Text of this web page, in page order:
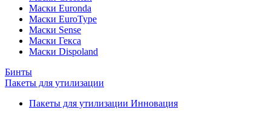
Маски Euronda
Маски EuroType
Маски Sense
Маски Гекса
Маски Dispoland
Бинты
Пакеты для утилизации
Пакеты для утилизации Инновация